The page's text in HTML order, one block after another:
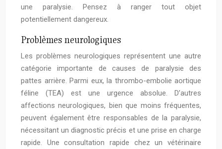
une paralysie. Pensez à ranger tout objet
potentiellement dangereux.
Problèmes neurologiques
Les problèmes neurologiques représentent une autre
catégorie importante de causes de paralysie des
pattes arrière. Parmi eux, la thrombo-embolie aortique
féline (TEA) est une urgence absolue. D’autres
affections neurologiques, bien que moins fréquentes,
peuvent également être responsables de la paralysie,
nécessitant un diagnostic précis et une prise en charge
rapide. Une consultation rapide chez un vétérinaire